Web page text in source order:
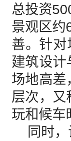
总投资
景观区约
善。针对
建筑设计
场地高差
层次，
玩和候车
同时，